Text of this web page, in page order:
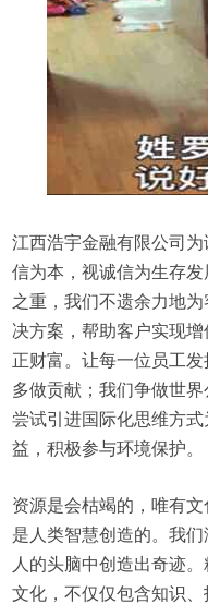
江西浩宇金融有限公司
信为本，视诚信为生存
之重，我们不遗余力地
决方案，帮助客户实现
正财富。让每一位员工
多做贡献；我们争做世
尝试引进国际化思维方
益，积极参与环境保护。
资源是会枯竭的，唯有
是人类智慧创造的。我
人的头脑中创造出奇迹
文化，不仅仅包含知识